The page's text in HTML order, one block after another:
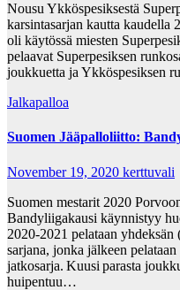
Nousu Ykköspesiksestä
karsintasarjan kautta kaudella
oli käytössä miesten
pelaavat Superpesiksen
joukkuetta ja Ykköspesiksen
Jalkapalloa
Suomen Jääpalloliitto:
November 19, 2020 kerttuvali
Suomen mestarit 2020
Bandyliigakausi käynnistyy
2020-2021 pelataan
sarjana, jonka jälkeen
jatkosarja. Kuusi parasta
huipentuu…